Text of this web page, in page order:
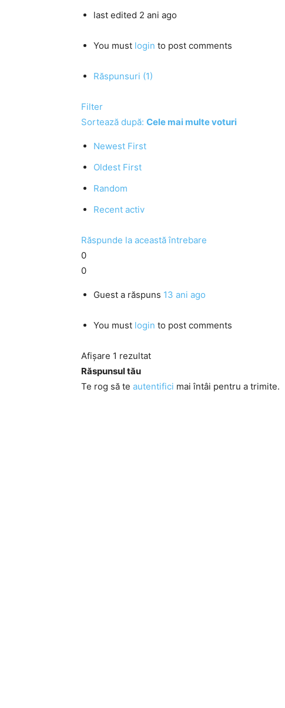
last edited 2 ani ago
You must login to post comments
Răspunsuri (1)
Filter
Sortează după: Cele mai multe voturi
Newest First
Oldest First
Random
Recent activ
Răspunde la această întrebare
0
0
Guest a răspuns 13 ani ago
You must login to post comments
Afișare 1 rezultat
Răspunsul tău
Te rog să te autentifici mai întâi pentru a trimite.